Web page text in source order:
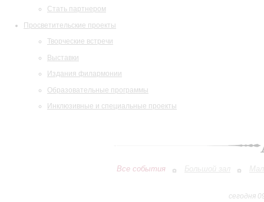
Стать партнером
Просветительские проекты
Творческие встречи
Выставки
Издания филармонии
Образовательные программы
Инклюзивные и специальные проекты
Все события Большой зал
сегодня